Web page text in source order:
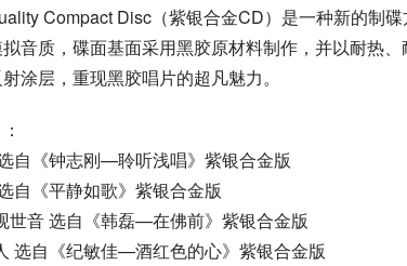
Compact Disc（紫银合金CD）是一种新的制
音质，碟面基面采用黑胶原材料制作，并以耐热
涂层，重现黑胶唱片的超凡魅力。
自《钟志刚—聆听浅唱》紫银合金版
自《平静如歌》紫银合金版
世音 选自《韩磊—在佛前》紫银合金版
选自《纪敏佳—酒红色的心》紫银合金版